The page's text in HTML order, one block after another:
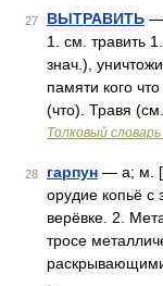
27 ВЫТРАВИТЬ —
1. см. травить
знач.),
памяти кого
(что). Травя
Толковый
28 гарпун — а; м.
орудие копьё с
верёвке. 2.
тросе